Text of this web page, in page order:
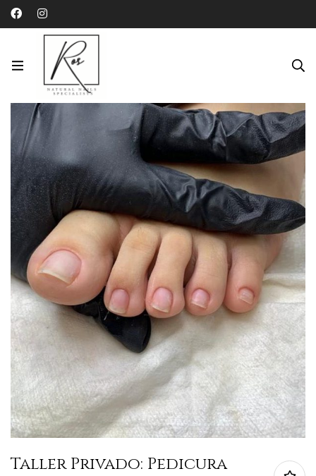
Products
Taller Privado: Pedicura